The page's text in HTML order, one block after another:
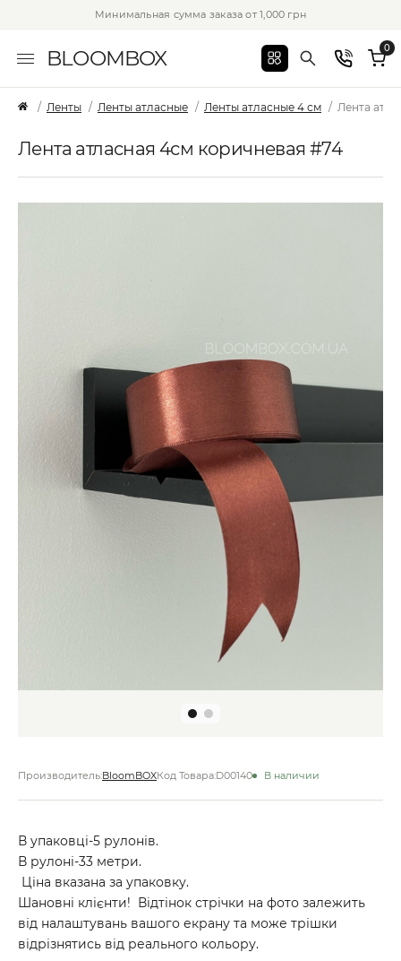
Минимальная сумма заказа от 1,000 грн
BLOOMBOX 0
Ленты Ленты атласные Ленты атласные 4 см Лента
Лента атласная 4см коричневая #74
Производитель:BloomBOXКод Товара:D00140 В наличии
В упаковці-5 рулонів.
В рулоні-33 метри.
Ціна вказана за упаковку.
Шановні клієнти! Відтінок стрічки на фото залежить
від налаштувань вашого екрану та може трішки
відрізнятись від реального кольору.